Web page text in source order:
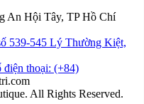
An Hội Tây, TP Hồ Chí
539-545 Lý Thường Kiệt,
điện thoại: (+84)
All Rights Reserved.